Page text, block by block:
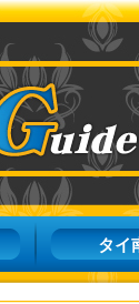
タイ